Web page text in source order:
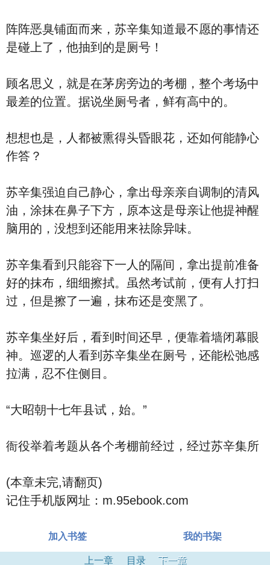
阵阵恶臭铺面而来，苏辛集知道最不愿的事情还
是碰上了，他抽到的是厕号！
顾名思义，就是在茅房旁边的考棚，整个考场中
最差的位置。据说坐厕号者，鲜有高中的。
想想也是，人都被熏得头昏眼花，还如何能静心
作答？
苏辛集强迫自己静心，拿出母亲亲自调制的清风
油，涂抹在鼻子下方，原本这是母亲让他提神醒
脑用的，没想到还能用来祛除异味。
苏辛集看到只能容下一人的隔间，拿出提前准备
好的抹布，细细擦拭。虽然考试前，便有人打扫
过，但是擦了一遍，抹布还是变黑了。
苏辛集坐好后，看到时间还早，便靠着墙闭幕眼
神。巡逻的人看到苏辛集坐在厕号，还能松弛感
拉满，忍不住侧目。
“大昭朝十七年县试，始。”
衙役举着考题从各个考棚前经过，经过苏辛集所
(本章未完,请翻页)
记住手机版网址：m.95ebook.com
加入书签 我的书架
上一章 目录 下一章